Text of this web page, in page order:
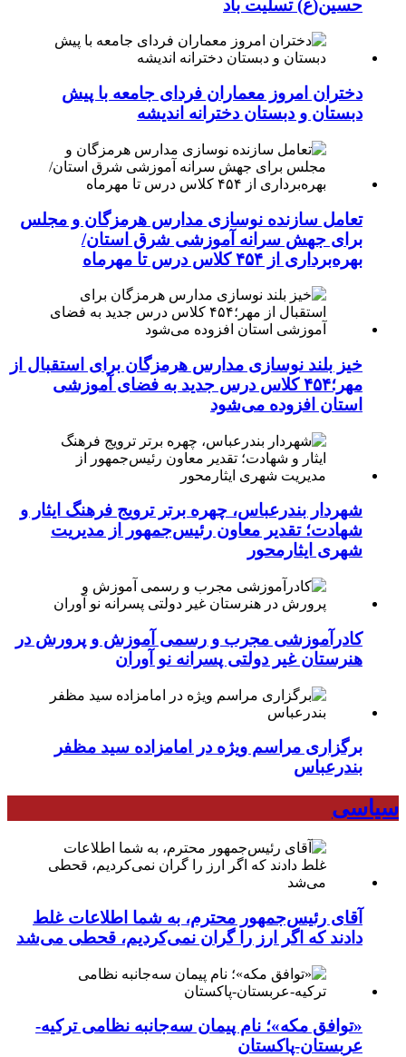
حسین(ع) تسلیت باد
دختران امروز معماران فردای جامعه با پیش
دبستان و دبستان دخترانه اندیشه
تعامل سازنده نوسازی مدارس هرمزگان و مجلس
برای جهش سرانه آموزشی شرق استان/
بهره‌برداری از ۴۵۴ کلاس درس تا مهرماه
خیز بلند نوسازی مدارس هرمزگان برای استقبال از
مهر؛۴۵۴ کلاس درس جدید به فضای آموزشی
استان افزوده می‌شود
شهردار بندرعباس، چهره برتر ترویج فرهنگ ایثار و
شهادت؛ تقدیر معاون رئیس‌جمهور از مدیریت
شهری ایثارمحور
کادرآموزشی مجرب و رسمی آموزش و پرورش در
هنرستان غیر دولتی پسرانه نو آوران
برگزاری مراسم ویژه در امامزاده سید مظفر
بندرعباس
سیاسی
آقای رئیس‌جمهور محترم، به شما اطلاعات غلط
دادند که اگر ارز را گران نمی‌کردیم، قحطی می‌شد
«توافق مکه»؛ نام پیمان سه‌جانبه نظامی ترکیه-
عربستان-پاکستان